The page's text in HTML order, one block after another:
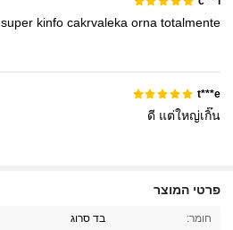
super kinfo cakrvaleka orna totalmente
t***e
ดี แต่ใหญ่เกิ๊น
פרטי המוצר
חומר: בד סרוג